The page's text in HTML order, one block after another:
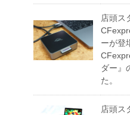
店頭ス
ーが登
ダー』
た。
店頭ス